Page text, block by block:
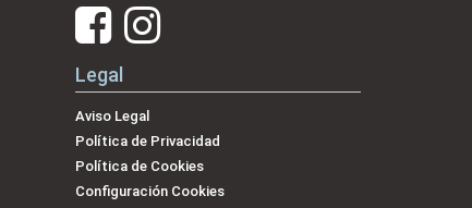
Legal
Aviso Legal
Política de Privacidad
Política de Cookies
Configuración Cookies